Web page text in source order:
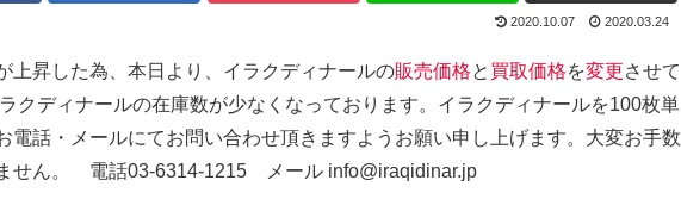
2020.10.07 2020.03.24
上昇した為、本日より、イラクディナールの販売価格と 買取価格を変更させて
クディナールの在庫数が少なくなっております。イラクディナールを100枚単
電話・メールにてお問い合わせ頂きますようお願い申し上げます。大変お手数
せん。 電話03-6314-1215 メール info@iraqidinar.jp